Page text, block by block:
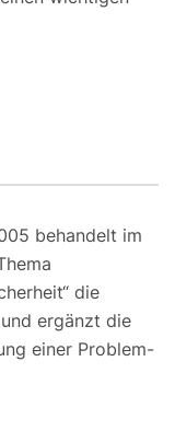
behandelt im
die
ergänzt die
einer Problem-